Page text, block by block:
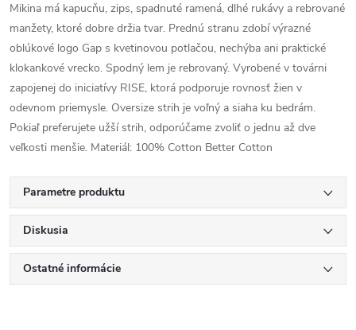
Mikina má kapucňu, zips, spadnuté ramená, dlhé rukávy a rebrované
manžety, ktoré dobre držia tvar. Prednú stranu zdobí výrazné
oblúkové logo Gap s kvetinovou potlačou, nechýba ani praktické
klokankové vrecko. Spodný lem je rebrovaný. Vyrobené v továrni
zapojenej do iniciatívy RISE, ktorá podporuje rovnosť žien v
odevnom priemysle. Oversize strih je voľný a siaha ku bedrám.
Pokiaľ preferujete užší strih, odporúčame zvoliť o jednu až dve
veľkosti menšie. Materiál: 100% Cotton Better Cotton
Parametre produktu
Diskusia
Ostatné informácie